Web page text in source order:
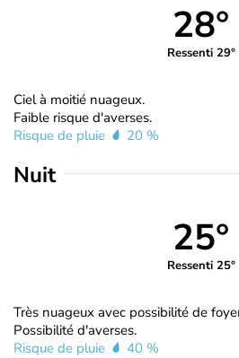
28°
Ressenti 29°
Ciel à moitié nuageux.
Faible risque d'averses.
Risque de pluie
20 %
Nuit
25°
Ressenti 25°
Très nuageux avec possibilité de
Possibilité d'averses.
Risque de pluie
40 %